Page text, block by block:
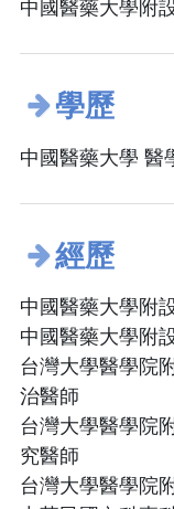
中國醫藥大學附
學歷
中國醫藥大學 醫
經歷
中國醫藥大學附
中國醫藥大學附
台灣大學醫學院
治醫師
台灣大學醫學院
究醫師
台灣大學醫學院